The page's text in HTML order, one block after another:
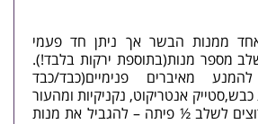
ממנות הבשר אך ניתן חד פעמי
מספר מנות(בתוספת ירקות בלבד!).
מאיברים פנימיים(כבד/כבד
אנטריקוט, נקניקיות ומהעור
לשלב ½ פיתה – להגביל את מנות